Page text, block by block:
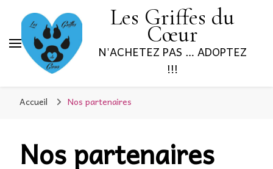
Les Griffes du
Cœur
N'ACHETEZ PAS … ADOPTEZ
!!!
Accueil Nos partenaires
Nos partenaires